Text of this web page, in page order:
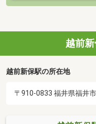
越前
越前新保駅の所在地
〒910-0833 福井県福井